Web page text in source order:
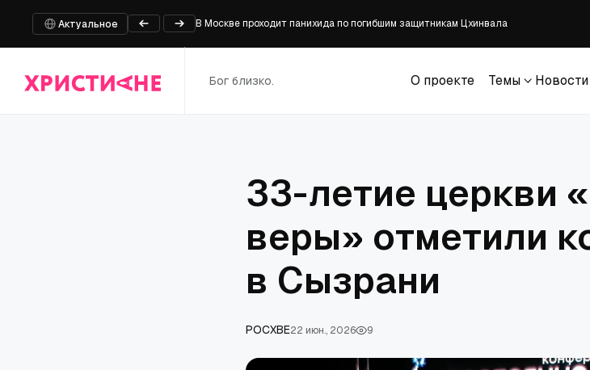
Актуальное
В Москве проходит панихида по погибшим защитникам Цхинвала
Кения: руководителей католических школ призвали сохранять веру и укреплять
Правозащитники требуют свободы вероисповедания для Сирии
Бог близко.
О проекте
Темы
Новости
33-летие церкви
веры» отметили
в Сызрани
РОСХВЕ22 июн., 2026 9